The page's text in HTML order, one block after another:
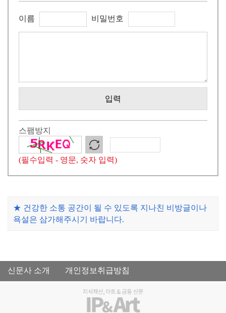
이름 비밀번호
입력
스팸방지
(필수입력 - 영문, 숫자 입력)
★ 건강한 소통 공간이 될 수 있도록 지나친 비방글이나
욕설은 삼가해주시기 바랍니다.
신문사 소개 개인정보취급방침